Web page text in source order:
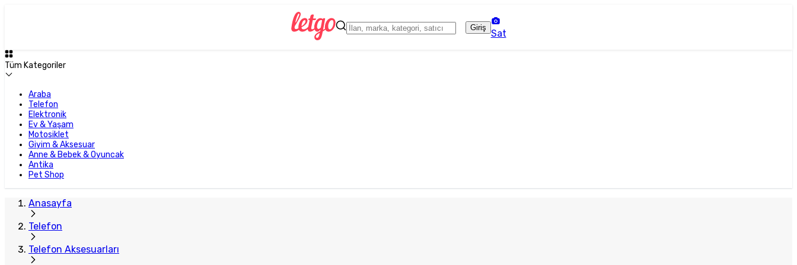
Giriş
Sat
Tüm Kategoriler
Araba
Telefon
Elektronik
Ev & Yaşam
Motosiklet
Giyim & Aksesuar
Anne & Bebek & Oyuncak
Antika
Pet Shop
Anasayfa
Telefon
Telefon Aksesuarları